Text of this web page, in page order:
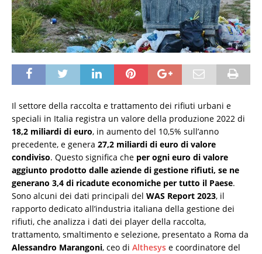
Il settore della raccolta e trattamento dei rifiuti urbani e
speciali in Italia registra un valore della produzione 2022 di
18,2 miliardi di euro, in aumento del 10,5% sull’anno
precedente, e genera 27,2 miliardi di euro di valore
condiviso. Questo significa che per ogni euro di valore
aggiunto prodotto dalle aziende di gestione rifiuti, se ne
generano 3,4 di ricadute economiche per tutto il Paese.
Sono alcuni dei dati principali del WAS Report 2023, il
rapporto dedicato all’industria italiana della gestione dei
rifiuti, che analizza i dati dei player della raccolta,
trattamento, smaltimento e selezione, presentato a Roma da
Alessandro Marangoni, ceo di Althesys e coordinatore del